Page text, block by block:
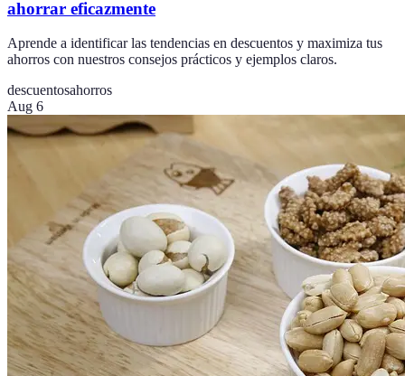
ahorrar eficazmente
Aprende a identificar las tendencias en descuentos y maximiza tus
ahorros con nuestros consejos prácticos y ejemplos claros.
descuentosahorros
Aug 6